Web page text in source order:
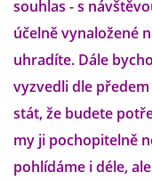
PÉČE O FRETKU
CHCI SI POŘÍDIT
VÝCHOVA
NEMOCI FRETEK
souhlas - s
účelně vynaložené
uhradíte. Dále
vyzvedli dle
stát, že budete
my ji pochopitelně
pohlídáme i déle,